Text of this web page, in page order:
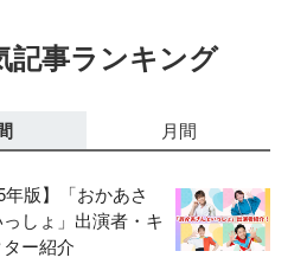
記事ランキング
月間
年版】「おかあさ
しょ」出演者・キ
ー紹介